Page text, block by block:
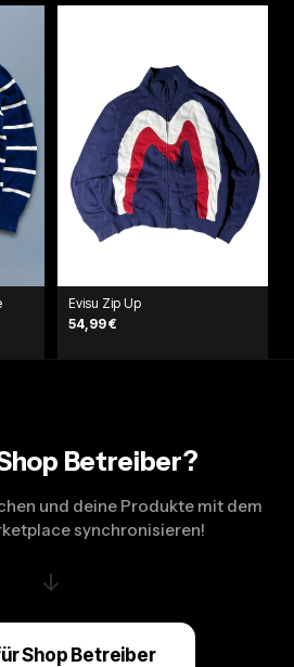
Evisu Zip Up
54,99 €
Betreiber?
und deine Produkte mit dem
synchronisieren!
↓
Shop Betreiber